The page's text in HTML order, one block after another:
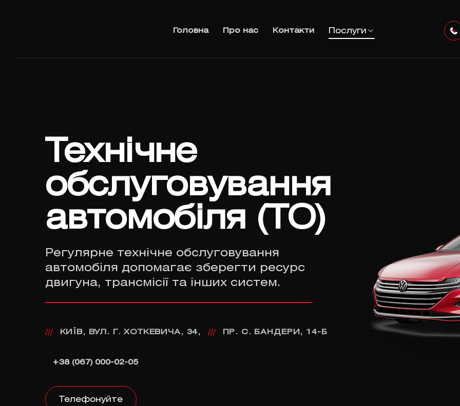
Головна Про нас Контакти Послуги
Технічне
обслуговування
автомобіля (ТО)
Регулярне технічне обслуговування
автомобіля допомагає зберегти ресурс
двигуна, трансмісії та інших систем.
/// КИЇВ, ВУЛ. Г. ХОТКЕВИЧА, 34, /// ПР. С. БАНДЕРИ, 14-Б
+38 (067) 000-02-05
Телефонуйте